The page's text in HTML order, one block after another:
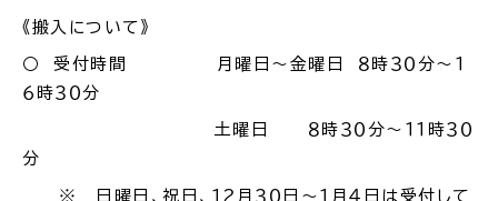
税金
《搬入について》
○ 受付時間 月曜日～金曜日 ８時３０分～１
６時３０分
土曜日 ８時３０分～１１時３０
分
※ 日曜日、祝日、１２月３０日～１月４日は受付して